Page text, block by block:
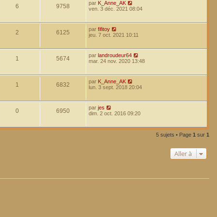
6 9758 par K_Anne_AK
ven. 3 déc. 2021 08:04
2 6125 par fifitoy
jeu. 7 oct. 2021 10:11
1 5674 par landroudeur64
mar. 24 nov. 2020 13:48
1 6832 par K_Anne_AK
lun. 3 sept. 2018 20:04
0 6950 par jes
dim. 2 oct. 2016 09:20
5 sujets • Page 1 sur 1
Aller à